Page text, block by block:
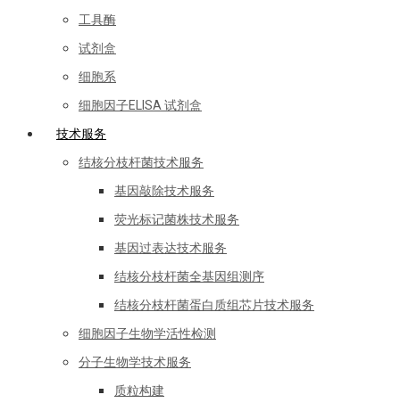
工具酶
试剂盒
细胞系
细胞因子ELISA 试剂盒
技术服务
结核分枝杆菌技术服务
基因敲除技术服务
荧光标记菌株技术服务
基因过表达技术服务
结核分枝杆菌全基因组测序
结核分枝杆菌蛋白质组芯片技术服务
细胞因子生物学活性检测
分子生物学技术服务
质粒构建